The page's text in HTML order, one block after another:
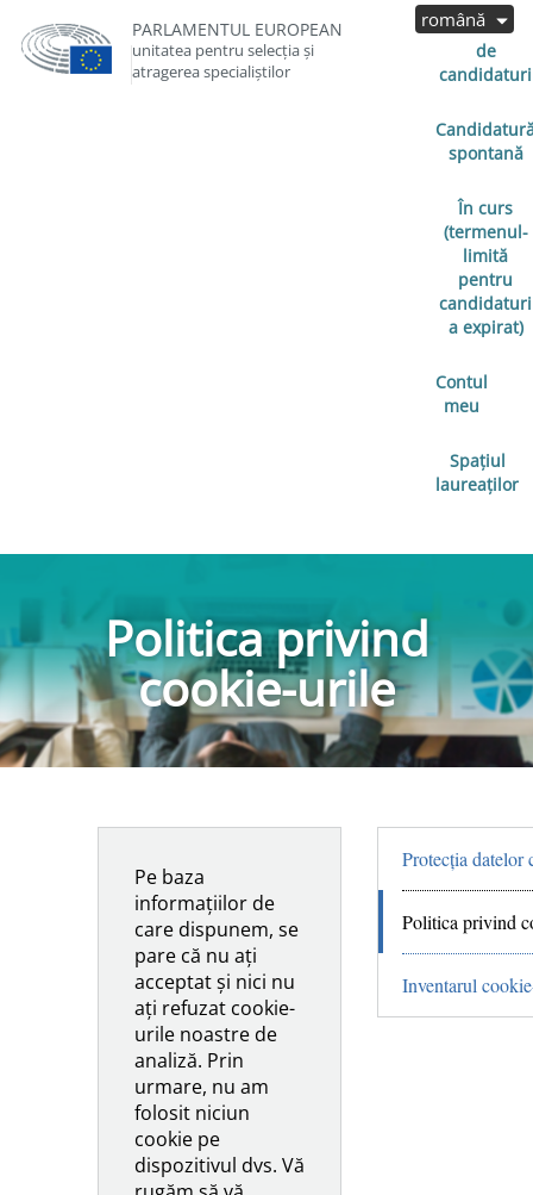
PARLAMENTUL EUROPEAN
unitatea pentru selecția și
atragerea specialiștilor
Cereri
de
candidaturi
spontană
În curs
(termenul-
limită
pentru
candidaturi
a expirat)
Contul
meu
Spațiul
laureaților
română
Politica privind
cookie-urile
Pe baza
informațiilor de
care dispunem, se
pare că nu ați
acceptat și nici nu
ați refuzat cookie-
urile noastre de
analiză. Prin
urmare, nu am
folosit niciun
cookie pe
dispozitivul dvs. Vă
Protecția datelor
Politica privind
Inventarul